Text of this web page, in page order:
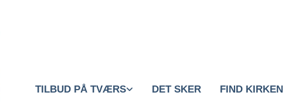
TILBUD PÅ TVÆRS DET SKER FIND KIRKEN